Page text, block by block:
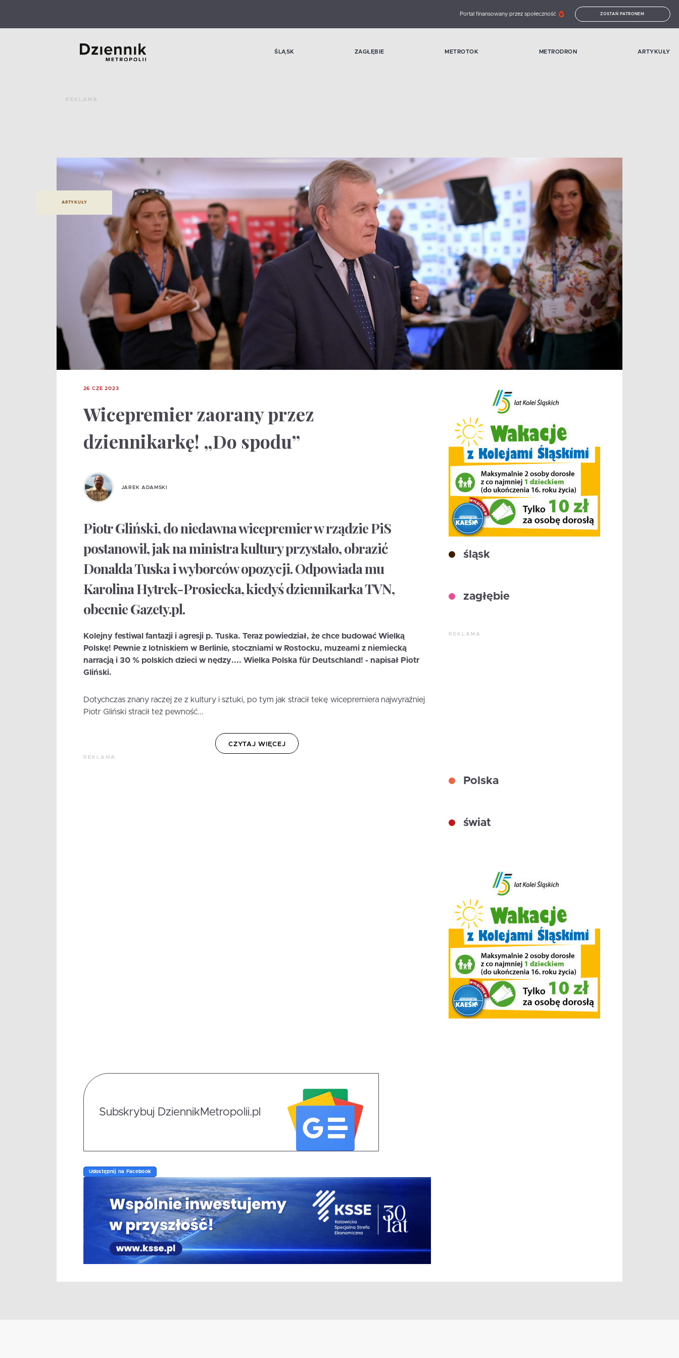
Portal finansowany przez społeczność ZOSTAŃ PATRONEM
ŚLĄSK ZAGŁĘBIE METROTOK METRODRON ARTYKUŁY
REKLAMA
ARTYKUŁY
26 CZE 2023
Wicepremier zaorany przez
dziennikarkę! „Do spodu”
JAREK ADAMSKI
Piotr Gliński, do niedawna wicepremier w rządzie PiS
postanowił, jak na ministra kultury przystało, obrazić
Donalda Tuska i wyborców opozycji. Odpowiada mu
Karolina Hytrek-Prosiecka, kiedyś dziennikarka TVN,
obecnie Gazety.pl.
Kolejny festiwal fantazji i agresji p. Tuska. Teraz powiedział, że chce budować Wielką
Polskę! Pewnie z lotniskiem w Berlinie, stoczniami w Rostocku, muzeami z niemiecką
narracją i 30 % polskich dzieci w nędzy.... Wielka Polska für Deutschland! - napisał Piotr
Gliński.
Dotychczas znany raczej ze z kultury i sztuki, po tym jak stracił tekę wicepremiera najwyraźniej
Piotr Gliński stracił też pewność...
CZYTAJ WIĘCEJ
REKLAMA
Subskrybuj DziennikMetropolii.pl
Udostępnij na Facebook
śląsk
zagłębie
REKLAMA
Polska
świat